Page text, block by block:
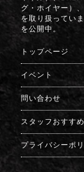
グ・ホイヤー）
を取り扱ってい
を公開中。
トップページ
イベント
問い合わせ
スタッフおすすめ
プライバシーポ